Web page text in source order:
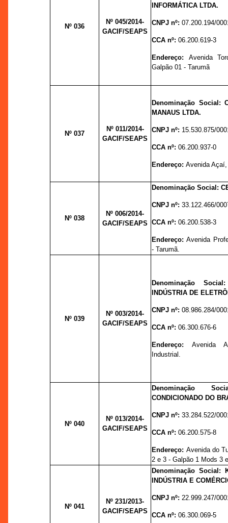
Nº 036
Nº 045/2014-
GACIF/SEAPS
INFORMÁTICA LTDA.
CNPJ nº:07.200.194/
CCA nº:06.200.619-3
Endereço: Avenida
Galpão 01 - Tarumã
Nº 037
Nº 011/2014-
GACIF/SEAPS
Denominação Social:
MANAUS LTDA.
CNPJ nº: 15.530.875/
CCA nº:06.200.937-0
Endereço:Avenida
Nº 038
Nº 006/2014-
GACIF/SEAPS
Denominação Social:
CNPJ nº:33.122.466/
CCA nº:06.200.538-3
Endereço:Avenida
- Tarumã.
Nº 039
Nº 003/2014-
GACIF/SEAPS
Denominação
INDÚSTRIA DE
CNPJ nº:08.986.284/
CCA nº:06.300.676-6
Endereço:Avenida
Industrial.
Nº 040
Nº 013/2014-
GACIF/SEAPS
Denominação
CONDICIONADO DO
CNPJ nº:33.284.522/
CCA nº:06.200.575-8
Endereço: Avenida do
2 e 3 - Galpão 1 Mods 3
Nº 041
Nº 231/2013-
GACIF/SEAPS
Denominação Social:
INDÚSTRIA E
CNPJ nº:22.999.247/
CCA nº:06.300.069-5